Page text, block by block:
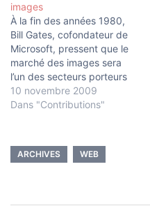
images
À la fin des années 1980,
Bill Gates, cofondateur de
Microsoft, pressent que le
marché des images sera
l’un des secteurs porteurs
de la nouvelle économie
numérique. À l’origine de la
renommée Corbis en 1995,
son pari n’est pas sans
10 novembre 2009
Dans "Contributions"
ARCHIVES WEB